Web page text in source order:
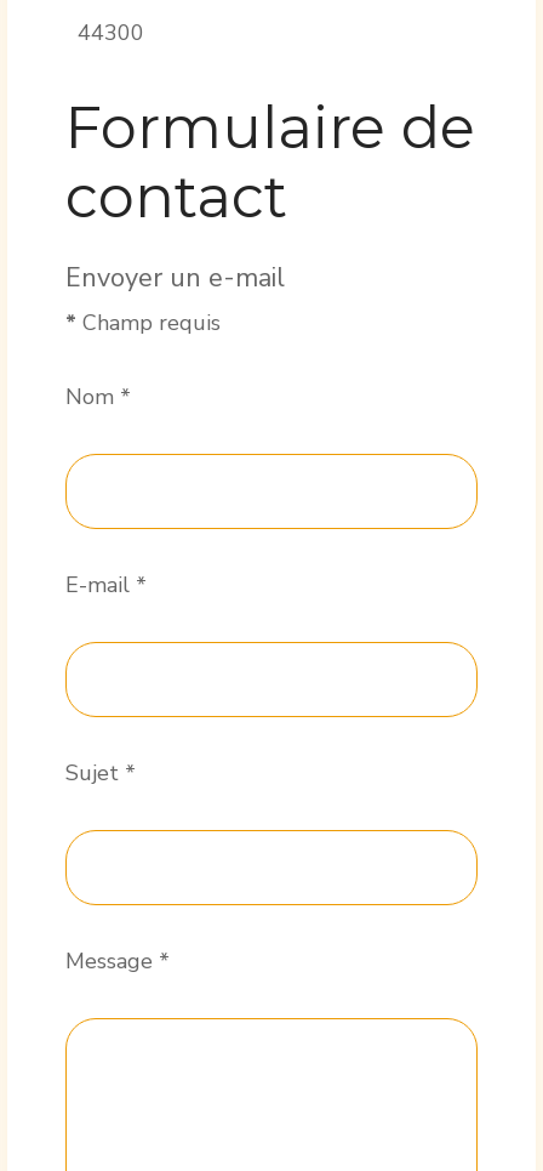
44300
Formulaire de
contact
Envoyer un e-mail
* Champ requis
Nom *
E-mail *
Sujet *
Message *